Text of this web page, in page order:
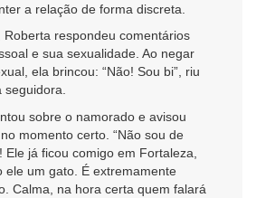
a relação de forma discreta.
Roberta respondeu comentários
e sua sexualidade. Ao negar
ela brincou: “Não! Sou bi”, riu
sobre o namorado e avisou
momento certo. “Não sou de
já ficou comigo em Fortaleza,
ele um gato. É extremamente
Calma, na hora certa quem falará